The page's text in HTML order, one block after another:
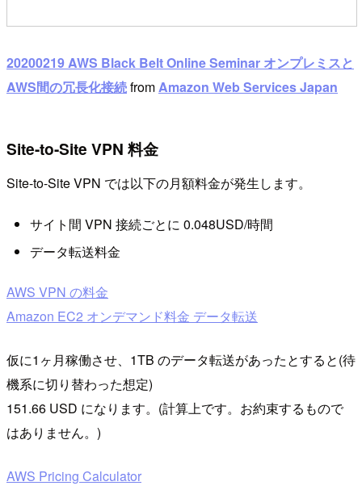
20200219 AWS Black Belt Online Seminar オンプレミスと
AWS間の冗長化接続fromAmazon Web Services Japan
Site-to-Site VPN 料金
Site-to-Site VPN では以下の月額料金が発生します。
サイト間 VPN 接続ごとに 0.048USD/時間
データ転送料金
AWS VPN の料金
Amazon EC2 オンデマンド料金 データ転送
仮に1ヶ月稼働させ、1TB のデータ転送があったとすると(待
機系に切り替わった想定)
151.66 USD になります。(計算上です。お約束するもので
はありません。)
AWS Pricing Calculator